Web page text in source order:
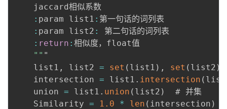
    jaccard相似系数
: param list1 : 第一句话的词列表
: param list2 :
第二句话的词列表
: return : 相似度，float值
"" "
    list1
, list2 = set ( list1 ) , set ( list2 )
    intersection
= list1 . intersection (
    union
= list1 . union ( list2 )
  # 并集
    Similarity
= 1.0 * len ( intersection )